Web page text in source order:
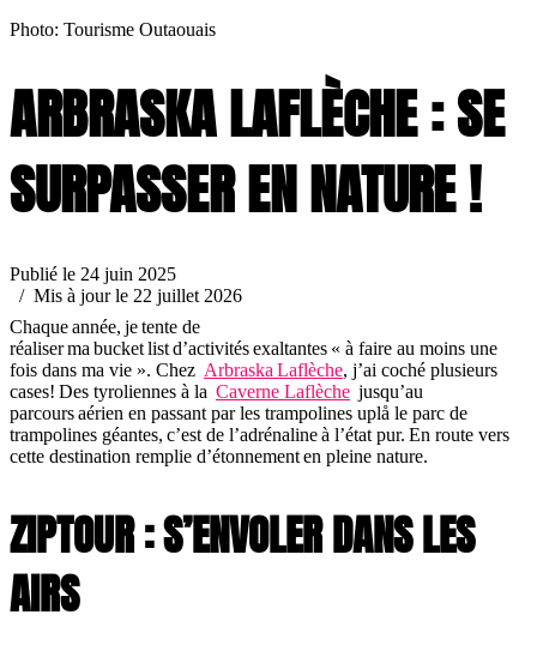
Photo: Tourisme Outaouais
ARBRASKA LAFLÈCHE : SE
SURPASSER EN NATURE !
Publié le 24 juin 2025
/ Mis à jour le 22 juillet 2026
Chaque année, je tente de
réaliser ma bucket list d’activités exaltantes « à faire au moins une
fois dans ma vie ». Chez Arbraska Laflèche, j’ai coché plusieurs
cases! Des tyroliennes à la Caverne Laflèche jusqu’au
parcours aérien en passant par les trampolines uplå le parc de
trampolines géantes, c’est de l’adrénaline à l’état pur. En route vers
cette destination remplie d’étonnement en pleine nature.
ZIPTOUR : S’ENVOLER DANS LES
AIRS